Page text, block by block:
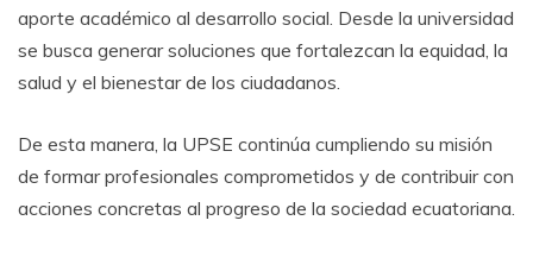
aporte académico al desarrollo social. Desde la universidad
se busca generar soluciones que fortalezcan la equidad, la
salud y el bienestar de los ciudadanos.
De esta manera, la UPSE continúa cumpliendo su misión
de formar profesionales comprometidos y de contribuir con
acciones concretas al progreso de la sociedad ecuatoriana.